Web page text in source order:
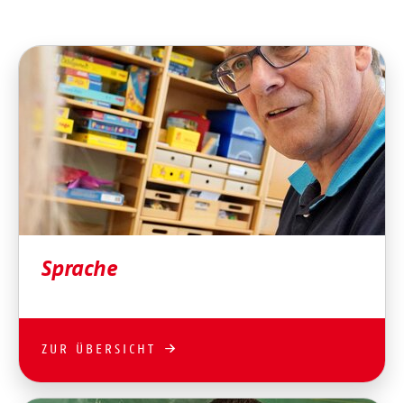
Sprache
ZUR ÜBERSICHT